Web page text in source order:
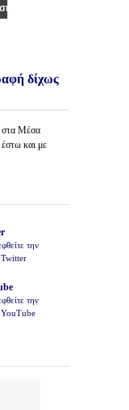
δίχως
Μέσα
και με
την
Twitter
την
YouTube